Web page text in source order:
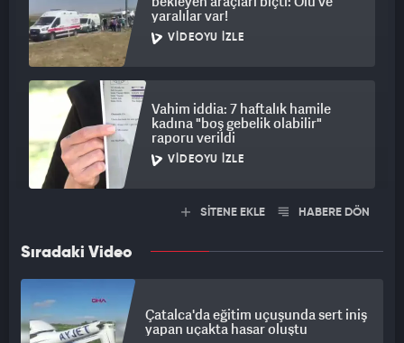
yaralılar var!
VIDEOYU İZLE
Vahim iddia: 7 haftalık hamile
kadına "boş gebelik olabilir"
raporu verildi
VIDEOYU İZLE
SİTENE EKLE HABERE DÖN
Sıradaki Video
Çatalca'da eğitim uçuşunda sert iniş
yapan uçakta hasar oluştu